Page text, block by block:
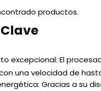
productos.
excepcional: El
una velocidad de hasta
Gracias a su